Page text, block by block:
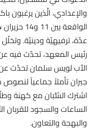
والإعدادي، الَّذين يرغبون
عدّة، ترفيهيّة ودينيّة.
رئيس المعهد، تحدّث فيه
الأب لويس سلمان تحدّث
جبران تأملاً جماعياً
اشترك الشُّبان مع كهنة
الساعات والسجود
والبهجة والتعاون.